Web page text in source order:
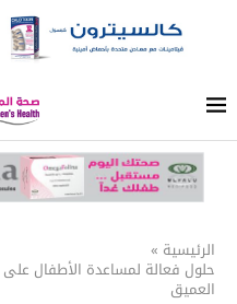
الرئيسية »
حلول فعالة لمساعدة الأطفال
العميق